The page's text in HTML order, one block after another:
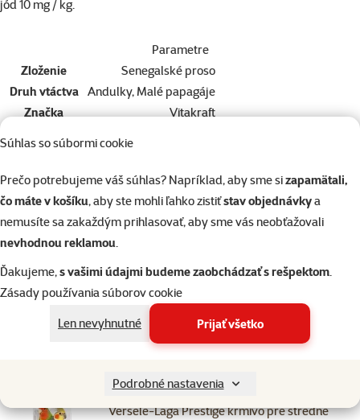
Súhlas so súbormi cookie
Prečo potrebujeme váš súhlas? Napríklad, aby sme sizapamätali,
čo máte v košíku, aby ste mohli ľahko zistiťstav objednávkya
nemusíte sa zakaždým prihlasovať, aby sme vás neobťažovali
nevhodnou reklamou.
Ďakujeme,s vašimi údajmi budeme zaobchádzať s rešpektom.
Zásady používania súborov cookie
Len nevyhnutné
Prijať všetko
Podrobné nastavenia
jód 10 mg / kg.
Parametre
Zloženie
Senegalské proso
Druh vtáctva
Andulky, Malé papagáje
Značka
Vitakraft
Podobné produkty
Versele-laga Premium Prestige krmivo pre
drobné exoty 1 kg
Hodnotenie 0%
Cena
5,29 €
do košíka
Versele-Laga Prestige krmivo pre stredne
1×hodnotenie